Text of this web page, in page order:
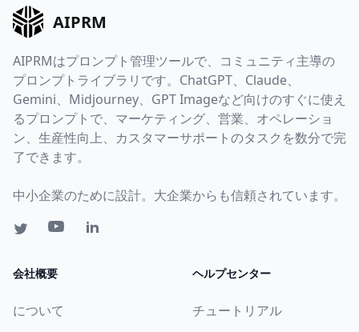
AIPRM
AIPRMはプロンプト管理ツールで、コミュニティ主導の
プロンプトライブラリです。ChatGPT、Claude、
Gemini、Midjourney、GPT Imageなど向けのすぐに使え
るプロンプトで、マーケティング、営業、オペレーショ
ン、生産性向上、カスタマーサポートのタスクを数分で完
了できます。
中小企業のために設計。大企業からも信頼されています。
会社概要
について
ヘルプセンター
チュートリアル